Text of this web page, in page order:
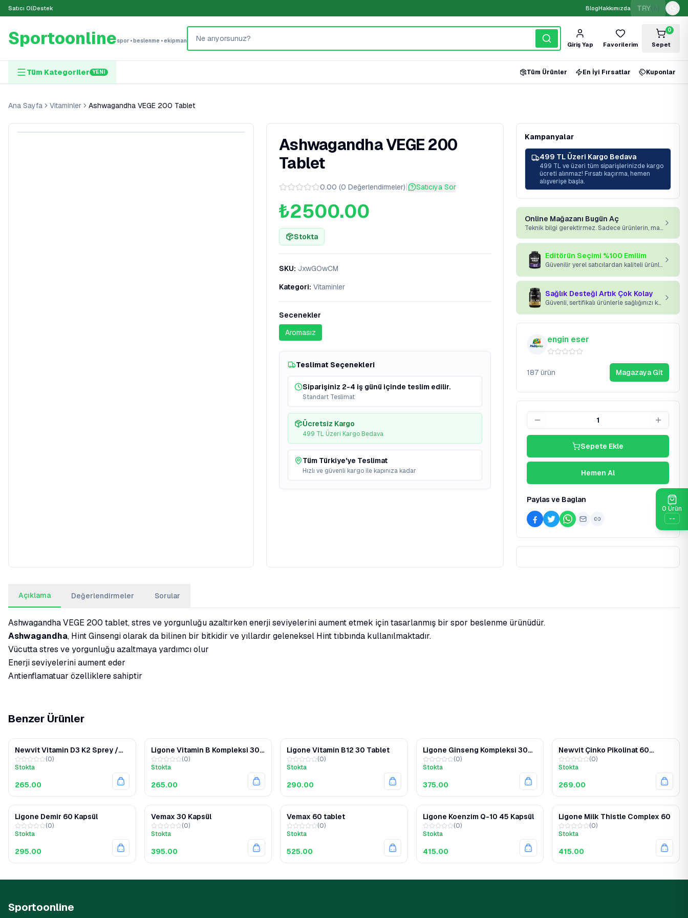
Satıcı OlDestek BlogHakkımızda TRY
Sportoonlinespor • beslenme • ekipman
Giriş Yap Favorilerim Sepet
0
Tüm Kategoriler YENI Tüm Ürünler En İyi Fırsatlar Kuponlar
Ana Sayfa Vitaminler Ashwagandha VEGE 200 Tablet
Ashwagandha VEGE 200
Tablet
0.00 (0 Değerlendirmeler)| Satıcıya Sor
₺2500.00
Stokta
SKU: JxwGOwCM
Kategori: Vitaminler
Secenekler
Aromasız
Teslimat Seçenekleri
Siparişiniz 2-4 iş günü içinde teslim edilir.
Standart Teslimat
Ücretsiz Kargo
499 TL Üzeri Kargo Bedava
Tüm Türkiye'ye Teslimat
Hızlı ve güvenli kargo ile kapınıza kadar
Kampanyalar
499 TL Üzeri Kargo Bedava
499 TL ve üzeri tüm siparişlerinizde kargo
ücreti alınmaz! Fırsatı kaçırma, hemen
alışverişe başla.
Online Mağazanı Bugün Aç
Teknik bilgi gerektirmez. Sadece ürünlerin, markan ve platformumuz yeterli.
Editörün Seçimi %100 Emilim
Güvenilir yerel satıcılardan kaliteli ürünler kapınıza gelsin.
Sağlık Desteği Artık Çok Kolay
Güvenli, sertifikalı ürünlerle sağlığınızı koruyun.
engin eser
187 ürün Magazaya Git
1
Sepete Ekle
Hemen Al
Paylas ve Baglan
Açıklama Değerlendirmeler Sorular
Ashwagandha VEGE 200 tablet, stres ve yorgunluğu azaltırken enerji seviyelerini aument etmek için tasarlanmış bir spor beslenme ürünüdür.
Ashwagandha, Hint Ginsengi olarak da bilinen bir bitkidir ve yıllardır geleneksel Hint tıbbında kullanılmaktadır.
Vücutta stres ve yorgunluğu azaltmaya yardımcı olur
Enerji seviyelerini aument eder
Antienflamatuar özelliklere sahiptir
Benzer Ürünler
Newvit Vitamin D3 K2 Sprey /
Damla 30 ml
(0)
Stokta
265.00
Ligone Vitamin B Kompleksi 30
Kapsül
(0)
Stokta
265.00
Ligone Vitamin B12 30 Tablet
(0)
Stokta
290.00
Ligone Ginseng Kompleksi 30
Kapsül
(0)
Stokta
375.00
Newvit Çinko Pikolinat 60
kapsül
(0)
Stokta
269.00
Ligone Demir 60 Kapsül
(0)
Stokta
295.00
Vemax 30 Kapsül
(0)
Stokta
395.00
Vemax 60 tablet
(0)
Stokta
525.00
Ligone Koenzim Q-10 45 Kapsül
(0)
Stokta
415.00
Ligone Milk Thistle Complex 60
(0)
Stokta
415.00
Sportoonline
0 Ürün
--